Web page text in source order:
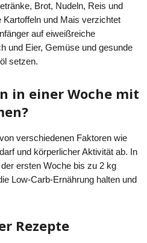
Brot, Nudeln, Reis und
und Mais verzichtet
auf eiweißreiche
und Eier, Gemüse und gesunde
setzen.
in einer Woche mit
verschiedenen Faktoren wie
und körperlicher Aktivität ab. In
ersten Woche bis zu 2 kg
Low-Carb-Ernährung halten und
Rezepte